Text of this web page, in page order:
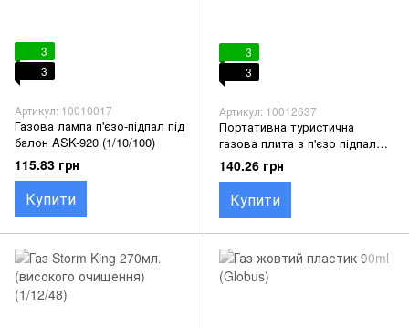
3
3
Артикул: 10010017
Газова лампа п'єзо-підпал під
балон ASK-920 (1/10/100)
115.83 грн
Купити
3
3
Артикул: 10012637
Портативна туристична
газова плита з п'єзо підпалом
k-202 з чохлом
140.26 грн
Купити